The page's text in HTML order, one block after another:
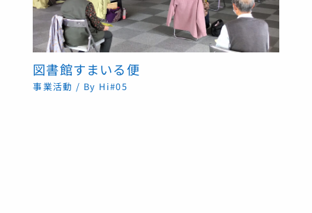
図書館すまいる便
事業活動 / By Hi#05